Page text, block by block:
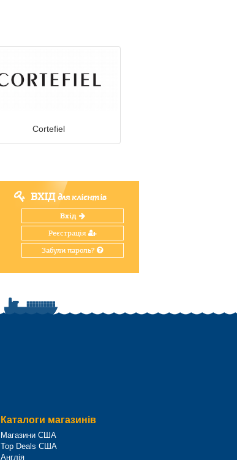
Cortefiel
ВХІДдля клієнтів
Вхід
Реєстрація
Забули пароль?
Каталоги магазинів
Магазини США
Top Deals США
Англія